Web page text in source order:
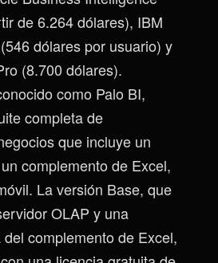
de 6.264 dólares), IBM
dólares por usuario) y
(8.700 dólares).
como Palo BI,
completa de
que incluye un
complemento de Excel,
La versión Base, que
OLAP y una
complemento de Excel,